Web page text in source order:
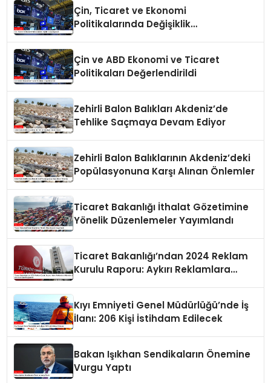
Çin, Ticaret ve Ekonomi
Politikalarında Değişiklik
Çin ve ABD Ekonomi ve Ticaret
Politikaları Değerlendirildi
Zehirli Balon Balıkları Akdeniz’de
Tehlike Saçmaya Devam Ediyor
Zehirli Balon Balıklarının Akdeniz’deki
Popülasyonuna Karşı Alınan Önlemler
Ticaret Bakanlığı İthalat Gözetimine
Yönelik Düzenlemeler Yayımlandı
Ticaret Bakanlığı’ndan 2024 Reklam
Kurulu Raporu: Aykırı Reklamlara
Kıyı Emniyeti Genel Müdürlüğü’nde İş
İlanı: 206 Kişi İstihdam Edilecek
Bakan Işıkhan Sendikaların Önemine
Vurgu Yaptı